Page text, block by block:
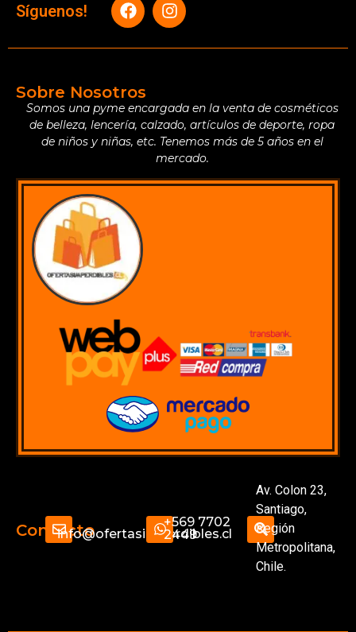
Síguenos!
Sobre Nosotros
Somos una pyme encargada en la venta de cosméticos
de belleza, lencería, calzado, artículos de deporte, ropa
de niños y niñas, etc. Tenemos más de 5 años en el
mercado.
Contactoinfo@ofertasimperdibles.cl
+569 7702
2449
Av. Colon 23,
Santiago,
Región
Metropolitana,
Chile.